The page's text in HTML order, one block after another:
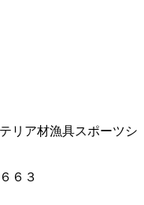
リア材漁具スポーツシ
６３